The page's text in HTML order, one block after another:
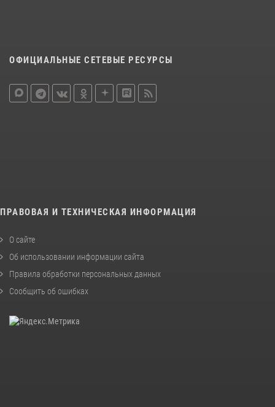
ОФИЦИАЛЬНЫЕ СЕТЕВЫЕ РЕСУРСЫ
ПРАВОВАЯ И ТЕХНИЧЕСКАЯ ИНФОРМАЦИЯ
О сайте
Об использовании информации сайта
Правила обработки персональных данных
Сообщить об ошибках